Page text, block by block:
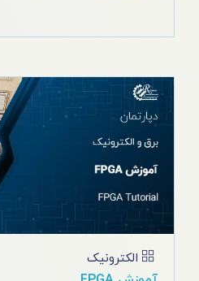
الکترونیک